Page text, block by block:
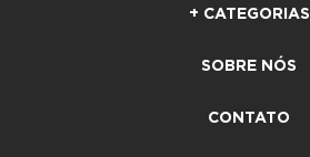
+ CATEGORIAS
SOBRE NÓS
CONTATO